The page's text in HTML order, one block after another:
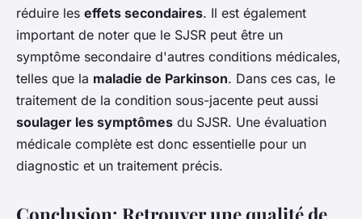
réduire les effets secondaires. Il est également
important de noter que le SJSR peut être un
symptôme secondaire d'autres conditions médicales,
telles que la maladie de Parkinson. Dans ces cas, le
traitement de la condition sous-jacente peut aussi
soulager les symptômes du SJSR. Une évaluation
médicale complète est donc essentielle pour un
diagnostic et un traitement précis.
Conclusion: Retrouver une qualité de